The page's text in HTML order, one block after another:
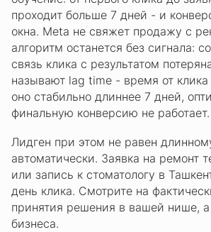
проходит больше 7 дней - и
окна. Meta не свяжет продажу с
алгоритм останется без сигнала:
связь клика с результатом
называют lag time - время от
оно стабильно длиннее 7 дней,
финальную конверсию не работает.
Лидген при этом не равен
автоматически. Заявка на ремонт
или запись к стоматологу в
день клика. Смотрите на
принятия решения в вашей нише, а
бизнеса.